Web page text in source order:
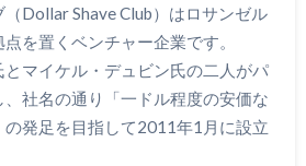
Dollar Shave Club）はロサンゼル
を置くベンチャー企業です。
マイケル・デュビン氏の二人がパ
社名の通り「一ドル程度の安価な
発足を目指して2011年1月に設立